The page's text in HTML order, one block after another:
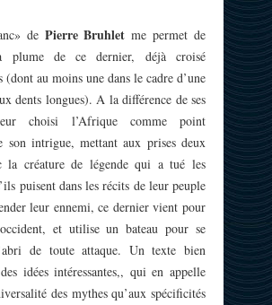
de Pierre Bruhletme permet de
plume de ce dernier, déjà croisé
(dont au moins une dans le cadre d’une
dents longues). A la différence de ses
choisi l’Afrique comme point
son intrigue, mettant aux prises deux
la créature de légende qui a tué les
puisent dans les récits de leur peuple
leur ennemi, ce dernier vient pour
et utilise un bateau pour se
de toute attaque. Un texte bien
idées intéressantes,, qui en appelle
des mythes qu’aux spécificités